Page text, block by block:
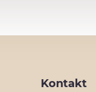
Kontakt